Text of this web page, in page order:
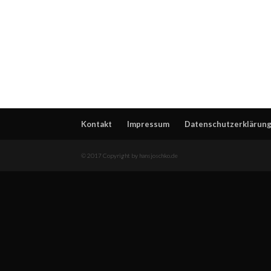
Kontakt Impressum
© 2017 Copyright by hansjoschko.de